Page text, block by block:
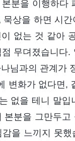
분을 이행하다
묵상을 하면 시
없는 것 같아
무뎌졌습니다
님과의 관계가
변화가 없다면,
없을 테니 말
본분을 그만두
을 느끼지 못